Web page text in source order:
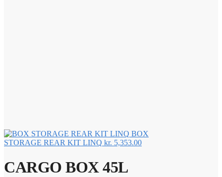
BOX
STORAGE REAR KIT LINQ kr. 5,353.00
CARGO BOX 45L